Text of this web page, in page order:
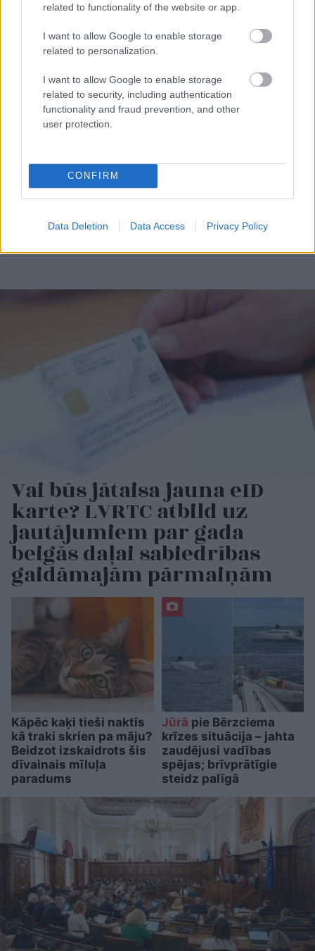
related to functionality of the website or app.
I want to allow Google to enable storage
related to personalization.
I want to allow Google to enable storage
related to security, including authentication
functionality and fraud prevention, and other
user protection.
CONFIRM
Data Deletion Data Access Privacy Policy
Vai būs jātaisa jauna eID
karte? LVRTC atbild uz
jautājumiem par gada
beigās daļai sabiedrības
gaidāmajām pārmaiņām
Kāpēc kaķi tieši naktīs
kā traki skrien pa māju?
Beidzot izskaidrots šis
dīvainais mīluļa
paradums
Jūrā pie Bērzciema
krīzes situācija – jahta
zaudējusi vadības
spējas; brīvprātīgie
steidz palīgā